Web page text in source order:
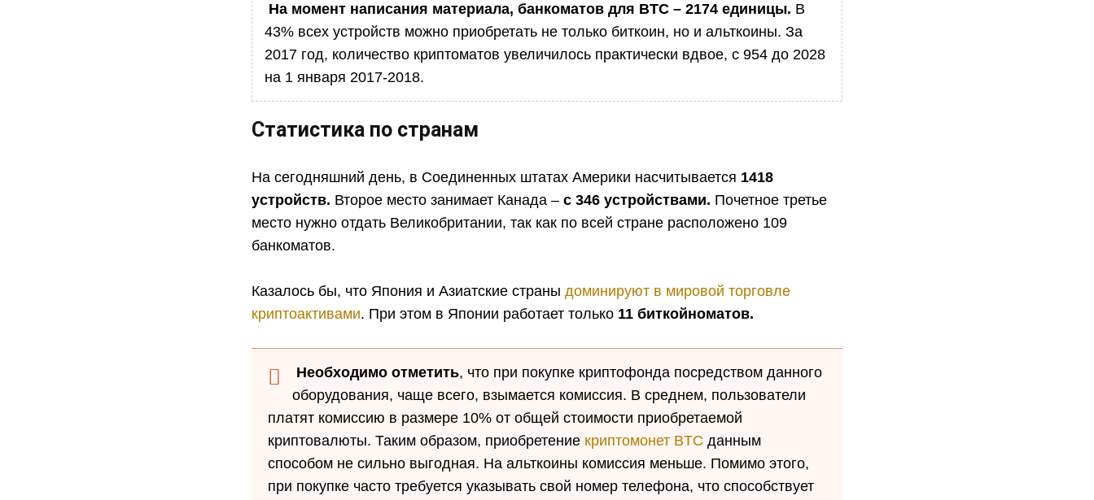
На момент написания материала, банкоматов для BTC – 2174 единицы. В
43% всех устройств можно приобретать не только биткоин, но и альткоины. За
2017 год, количество криптоматов увеличилось практически вдвое, с 954 до 2028
на 1 января 2017-2018.
Статистика по странам
На сегодняшний день, в Соединенных штатах Америки насчитывается 1418
устройств. Второе место занимает Канада –с 346 устройствами. Почетное третье
место нужно отдать Великобритании, так как по всей стране расположено 109
банкоматов.
Казалось бы, что Япония и Азиатские страныдоминируют в мировой торговле
криптоактивами. При этом в Японии работает только 11 биткойноматов.
Необходимо отметить, что при покупке криптофонда посредством данного
оборудования, чаще всего, взымается комиссия. В среднем, пользователи
платят комиссию в размере 10% от общей стоимости приобретаемой
криптовалюты. Таким образом, приобретение криптомонет BTC данным
способом не сильно выгодная. На альткоины комиссия меньше. Помимо этого,
при покупке часто требуется указывать свой номер телефона, что способствует